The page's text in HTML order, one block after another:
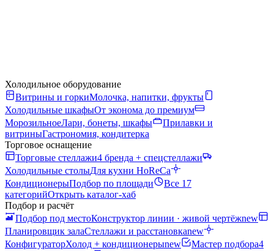
Холодильное оборудование
Витрины и горкиМолочка, напитки, фрукты
Холодильные шкафыОт эконома до премиум
МорозильноеЛари, бонеты, шкафы
Прилавки и
витриныГастрономия, кондитерка
Торговое оснащение
Торговые стеллажи4 бренда + спецстеллажи
Холодильные столыДля кухни HoReCa
КондиционерыПодбор по площади
Все 17
категорийОткрыть каталог-хаб
Подбор и расчёт
Подбор под местоКонструктор линии · живой чертёжnew
Планировщик залаСтеллажи и расстановкаnew
КонфигураторХолод + кондиционерыnew Мастер подбора4